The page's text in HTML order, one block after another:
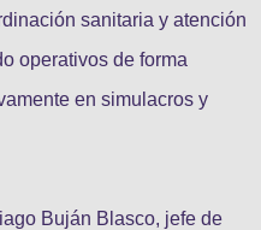
sanitaria y atención
operativos de forma
en simulacros y
Buján Blasco, jefe de